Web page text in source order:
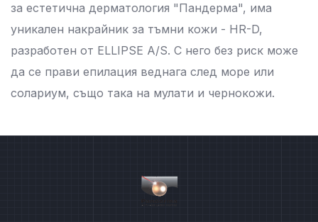
за естетична дерматология "Пандерма", има
уникален накрайник за тъмни кожи - HR-D,
разработен от ELLIPSE A/S. С него без риск може
да се прави епилация веднага след море или
солариум, също така на мулати и чернокожи.